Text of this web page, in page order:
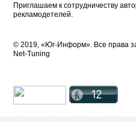
Приглашаем к сотрудничеству
рекламодетелей.
© 2019, «Юг-Информ». Все права
Net-Tuning